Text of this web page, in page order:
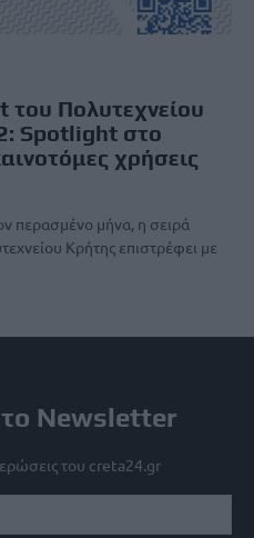
του Πολυτεχνείου
Spotlight στο
χρήσεις
περασμένο μήνα, η σειρά
Κρήτης επιστρέφει με
Newsletter
του creta24.gr